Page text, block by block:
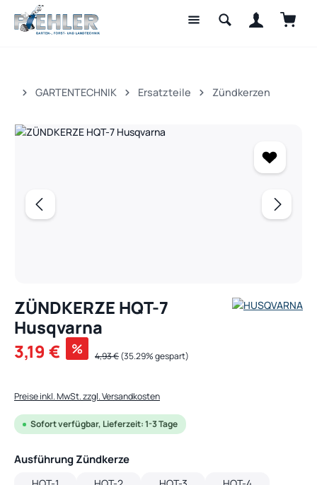
Zum Hauptinhalt springen
GARTENTECHNIK Ersatzteile Zündkerzen
Bildergalerie überspringen
ZÜNDKERZE HQT-7
Husqvarna
Verkaufspreis:
3,19 € % Regulärer Preis:
4,93 €(35.29% gespart)
Preise inkl. MwSt. zzgl. Versandkosten
Sofort verfügbar, Lieferzeit: 1-3 Tage
Ausführung Zündkerzeauswählen